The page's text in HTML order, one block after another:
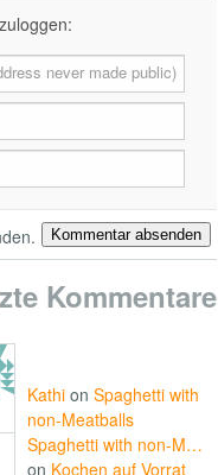
never made public)
Kommentare
Kathi on Spaghetti with
non-Meatballs
Spaghetti with non-M…
on Kochen auf Vorrat